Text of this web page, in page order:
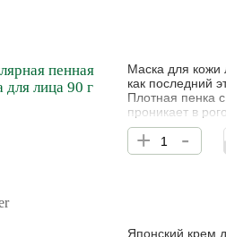
пенная
лица 90 г
Маска для кожи
как последний
Плотная пенка
проникает в
предотвращая
увлажненной.
+ -
Японский крем